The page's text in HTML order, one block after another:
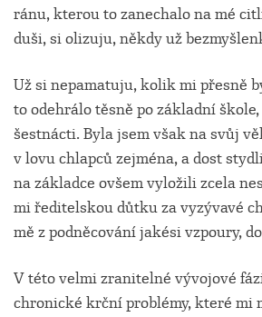
ránu, kterou to zanechalo na mé
duši, si olizuju, někdy už
Už si nepamatuju, kolik mi přesně
to odehrálo těsně po základní
šestnácti. Byla jsem však na svůj
v lovu chlapců zejména, a dost
na základce ovšem vyložili zcela
mi ředitelskou důtku za vyzývavé
mě z podněcování jakési vzpoury,
V této velmi zranitelné vývojové
chronické krční problémy, které mi